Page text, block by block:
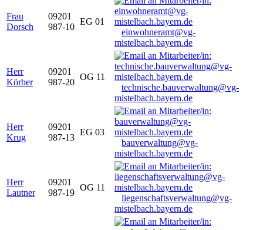
Frau
Dorsch
09201
987-10
EG 01
einwohneramt@vg-
mistelbach.bayern.de
Herr
Körber
09201
987-20
OG 11
technische.bauverwaltung@vg-
mistelbach.bayern.de
Herr
Krug
09201
987-13
EG 03
bauverwaltung@vg-
mistelbach.bayern.de
Herr
Lautner
09201
987-19
OG 11
liegenschaftsverwaltung@vg-
mistelbach.bayern.de